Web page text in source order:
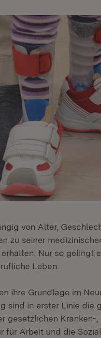
von Alter,
zu seiner
Nur so gelingt
Leben.
ihre Grundlage im
sind in erster Linie die
gesetzlichen Kranken-
für Arbeit und die